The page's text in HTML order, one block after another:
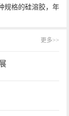
规格的硅溶胶，年
更多>>